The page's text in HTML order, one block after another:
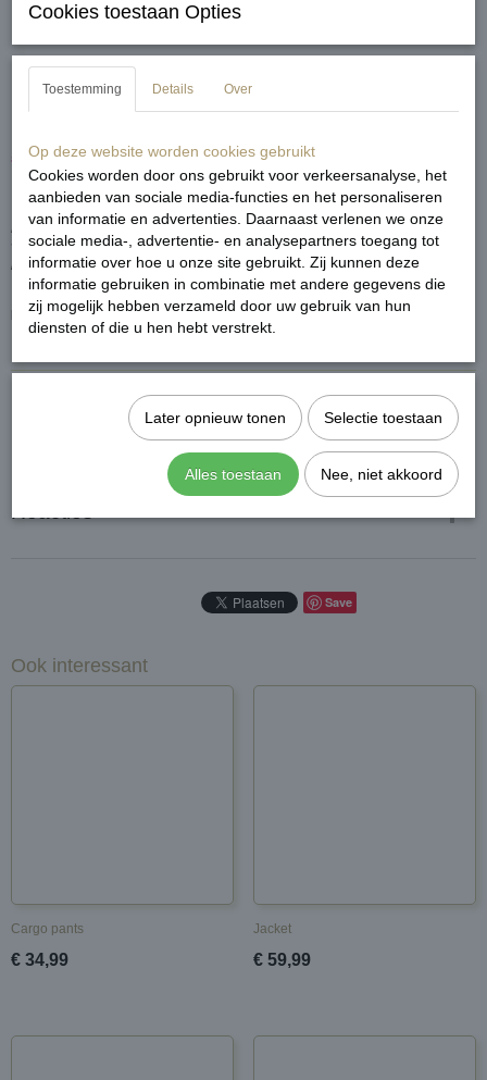
Ribbel sweaterdress
€ 34,99 € 19,99 (inclusief btw 21%)
De sweaterdress zit niet alleen heerlijk maar is ook nog eens fashionable! Ze
vallen een beetje oversized en zijn stretch. Je kan de jurkjes ook met een leuk
riempje aan doen
Pasvorm : One size, past maatje S M en L. Het model is 1,68cm lang.
★ Op werkdagen voor 15.00 besteld is morgen in huis!
★ Zending via Post NL
Save
Ook interessant
Cargo pants
€ 34,99
Jacket
€ 59,99
Cookies toestaan Opties
Toestemming Details Over
Op deze website worden cookies gebruikt
Cookies worden door ons gebruikt voor verkeersanalyse, het
aanbieden van sociale media-functies en het personaliseren
van informatie en advertenties. Daarnaast verlenen we onze
sociale media-, advertentie- en analysepartners toegang tot
informatie over hoe u onze site gebruikt. Zij kunnen deze
informatie gebruiken in combinatie met andere gegevens die
zij mogelijk hebben verzameld door uw gebruik van hun
diensten of die u hen hebt verstrekt.
Later opnieuw tonen Selectie toestaan
Alles toestaan Nee, niet akkoord